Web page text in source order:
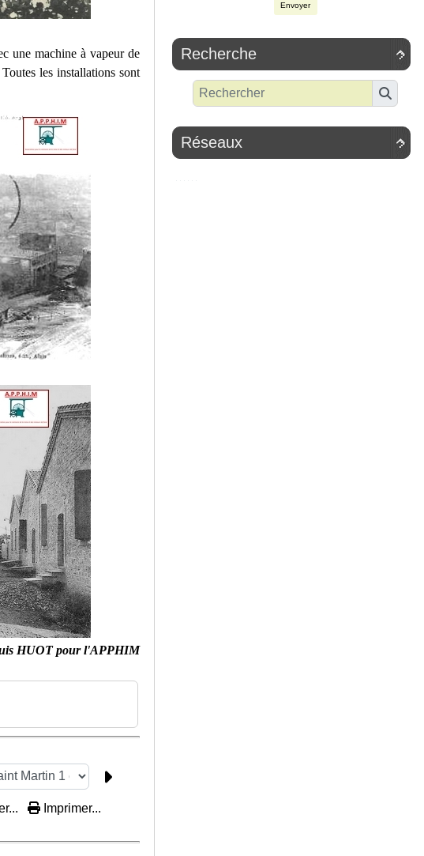
une machine à vapeur de
les installations sont
HUOT pour l'APPHIM
Imprimer...
Envoyer

Recherche

Réseaux